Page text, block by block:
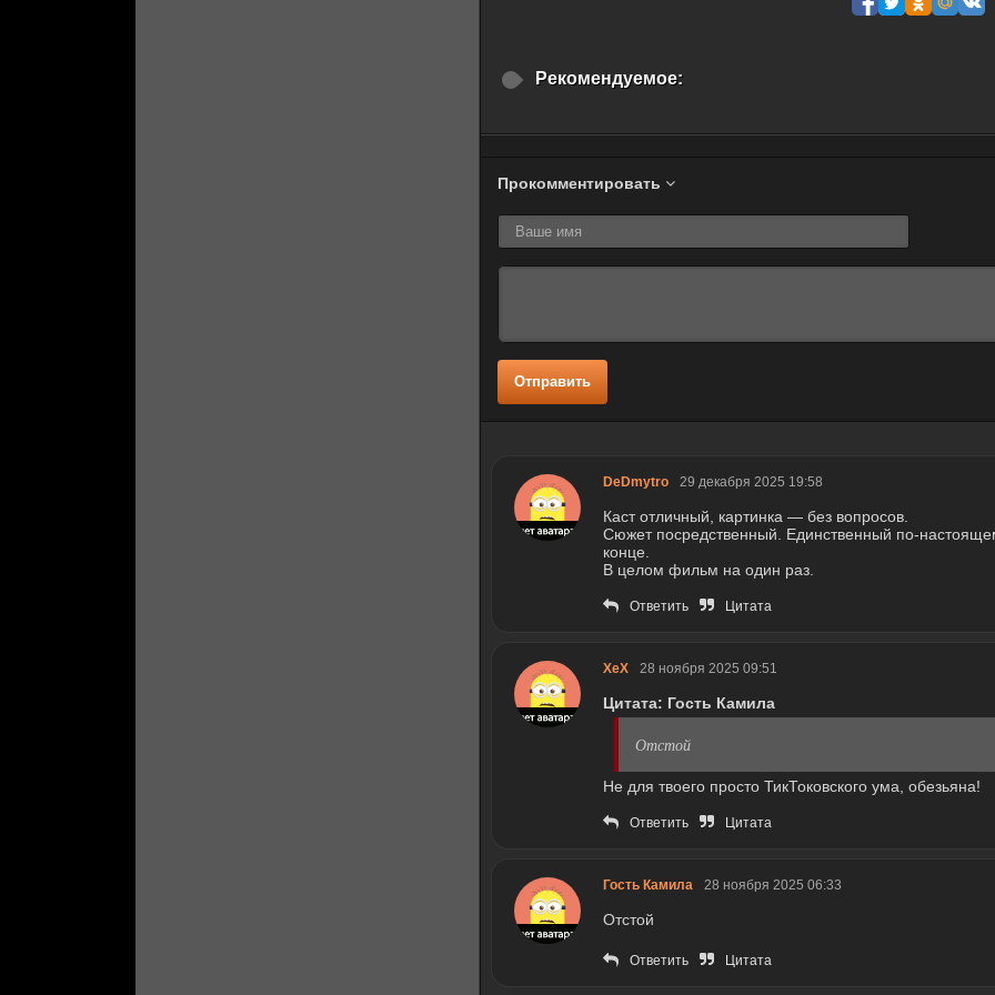
Рекомендуемое:
Прокомментировать
Отправить
DeDmytro 29 декабря 2025 19:58
Каст отличный, картинка — без вопросов.
Сюжет посредственный. Единственный по-
конце.
В целом фильм на один раз.
Ответить Цитата
ХеХ 28 ноября 2025 09:51
Цитата: Гость Камила
Отстой
Не для твоего просто ТикТоковского ума, обезьяна!
Ответить Цитата
Гость Камила 28 ноября 2025 06:33
Отстой
Ответить Цитата